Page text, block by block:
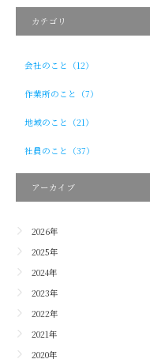
カテゴリ
会社のこと（12）
作業所のこと（7）
地域のこと（21）
社員のこと（37）
アーカイブ
2026年
2025年
2024年
2023年
2022年
2021年
2020年